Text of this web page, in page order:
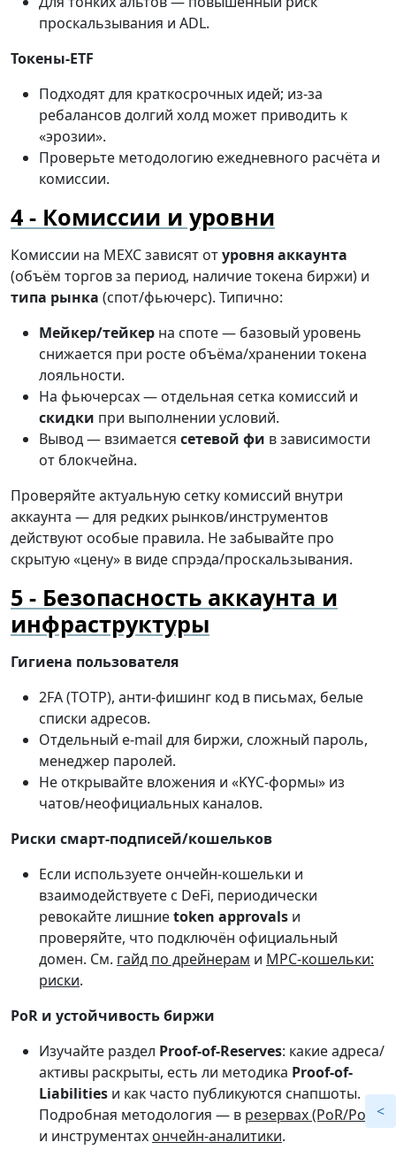
проскальзывания и ADL.
Токены-ETF
Подходят для краткосрочных идей; из-за
ребалансов долгий холд может приводить к
«эрозии».
Проверьте методологию ежедневного расчёта и
комиссии.
Комиссии и уровни
Комиссии на MEXC зависят отуровня аккаунта
(объём торгов за период, наличие токена биржи) и
типа рынка (спот/фьючерс). Типично:
Мейкер/тейкер на споте — базовый уровень
снижается при росте объёма/хранении токена
лояльности.
На фьючерсах — отдельная сетка комиссий и
скидки при выполнении условий.
Вывод — взимается сетевой фи в зависимости
от блокчейна.
Проверяйте актуальную сетку комиссий внутри
аккаунта — для редких рынков/инструментов
действуют особые правила. Не забывайте про
скрытую «цену» в виде спрэда/проскальзывания.
Безопасность аккаунта и
инфраструктуры
Гигиена пользователя
2FA (TOTP), анти-фишинг код в письмах, белые
списки адресов.
Отдельный e-mail для биржи, сложный пароль,
менеджер паролей.
Не открывайте вложения и «KYC-формы» из
чатов/неофициальных каналов.
Риски смарт-подписей/кошельков
Если используете ончейн-кошельки и
взаимодействуете с DeFi, периодически
ревокайте лишниеtoken approvals и
проверяйте, что подключён официальный
домен. См. гайд по дрейнерам и MPC-кошельки:
риски.
PoR и устойчивость биржи
Изучайте раздел Proof-of-Reserves: какие адреса/
активы раскрыты, есть ли методика Proof-of-
Liabilities и как часто публикуются снапшоты.
Подробная методология — в резервах (PoR/PoL)
и инструментах ончейн-аналитики.